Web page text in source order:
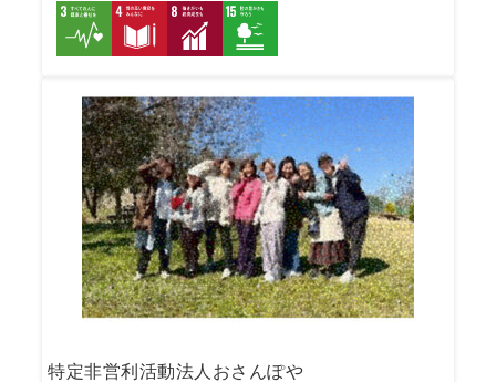
特定非営利活動法人おさんぽや